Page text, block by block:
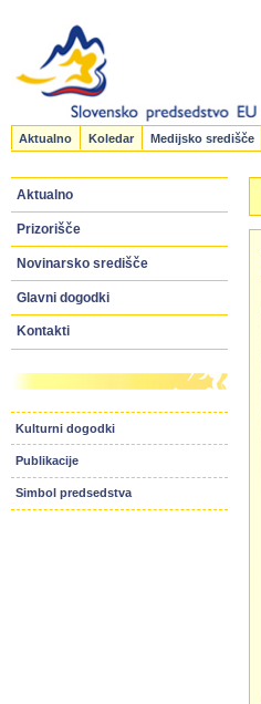
Aktualno Koledar Medijsko središče
Aktualno
Prizorišče
Novinarsko središče
Glavni dogodki
Kontakti
Kulturni dogodki
Publikacije
Simbol predsedstva